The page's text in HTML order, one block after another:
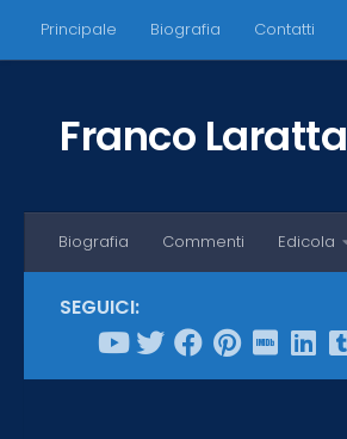
Salta al contenuto
Principale Biografia Contatti
Franco Laratta
Biografia Commenti Edicola
SEGUICI: